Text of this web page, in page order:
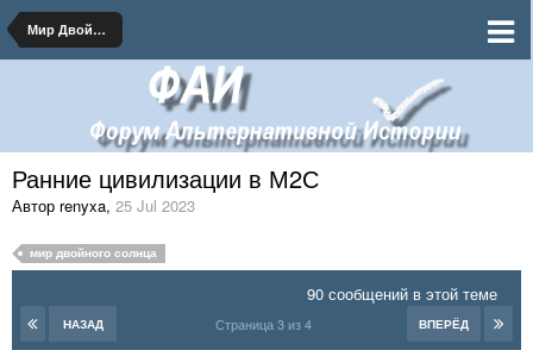
Мир Двойного Солнца
Ранние цивилизации в М2С
Автор renyxa, 25 Jul 2023
мир двойного солнца
90 сообщений в этой теме
НАЗАД ВПЕРЁД
Страница 3 из 4